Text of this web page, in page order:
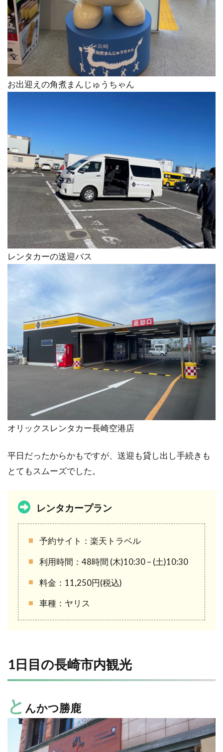
お出迎えの角煮まんじゅうちゃん
レンタカーの送迎バス
オリックスレンタカー長崎空港店
平日だったからかもですが、送迎も貸し出し手続きも
とてもスムーズでした。
レンタカープラン
予約サイト：楽天トラベル
利用時間：48時間 (木)10:30 – (土)10:30
料金：11,250円(税込)
車種：ヤリス
1日目の長崎市内観光
と んかつ勝鹿